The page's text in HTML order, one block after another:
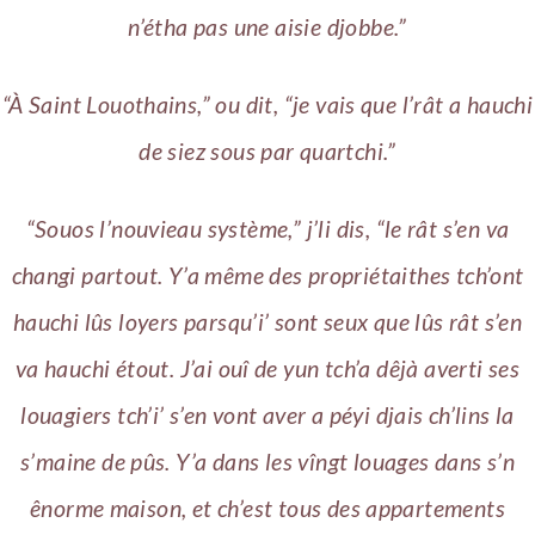
n’étha pas une aisie djobbe.”
“À Saint Louothains,” ou dit, “je vais que l’rât a hauchi
de siez sous par quartchi.”
“Souos l’nouvieau système,” j’li dis, “le rât s’en va
changi partout. Y’a même des propriétaithes tch’ont
hauchi lûs loyers parsqu’i’ sont seux que lûs rât s’en
va hauchi étout. J’ai ouî de yun tch’a dêjà averti ses
louagiers tch’i’ s’en vont aver a péyi djais ch’lins la
s’maine de pûs. Y’a dans les vîngt louages dans s’n
ênorme maison, et ch’est tous des appartements